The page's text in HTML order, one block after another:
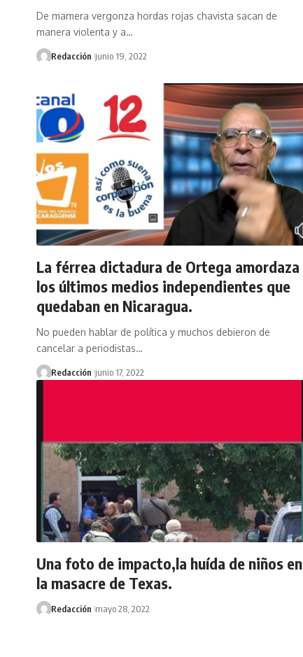
De mamera vergonza hordas rojas chavista sacan de
manera violenta y a…
Redacción junio 19, 2022
La férrea dictadura de Ortega amordaza
los últimos medios independientes que
quedaban en Nicaragua.
No pueden hablar de política y muchos debieron de
cancelar a periodistas…
Redacción junio 17, 2022
Una foto de impacto,la huída de niños en
la masacre de Texas.
Redacción mayo 28, 2022